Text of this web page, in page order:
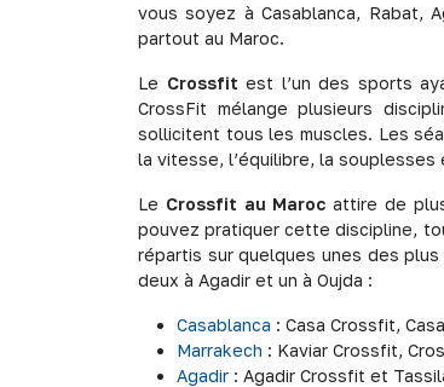
vous soyez à Casablanca, Rabat,
partout au Maroc.
Le Crossfit est l’un des sports
CrossFit mélange plusieurs
sollicitent tous les muscles. Les
la vitesse, l’équilibre, la
Le Crossfit au Maroc attire de
pouvez pratiquer cette discipline,
répartis sur quelques unes des
deux à Agadir et un à Oujda :
Casablanca : Casa Crossfit,
Marrakech : Kaviar Crossfit,
Agadir : Agadir Crossfit et